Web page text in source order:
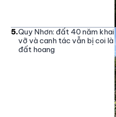
5.Quy Nhơn: đất 40 năm khai
vỡ và canh tác vẫn bị coi là
đất hoang